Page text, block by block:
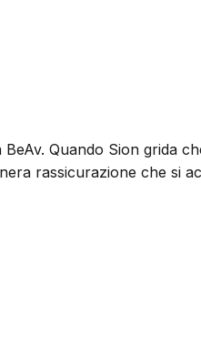
Quando Sion grida
rassicurazione che si